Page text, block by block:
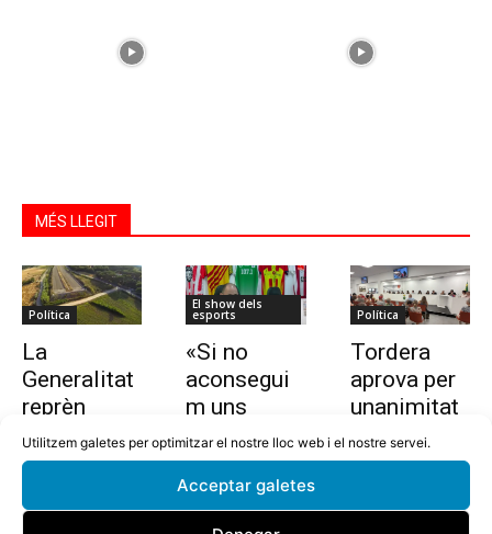
Utilitzem galetes per optimitzar el nostre lloc web i el nostre servei.
Acceptar galetes
MÉS LLEGIT
Política
La
Generalitat
reprèn
l’estudi per
allargar la
Tordera
El show dels
esports
«Si no
aconsegui
m uns
10.000
euros en
dues
setmanes,
Política
Tordera
aprova per
unanimitat
la nova
ordenança i
nt del